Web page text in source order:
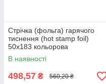
Стрічка (фольга) гарячого
тиснення (hot stamp foil)
50х183 кольорова
В наявності
498,57 ₴ 560,20 ₴